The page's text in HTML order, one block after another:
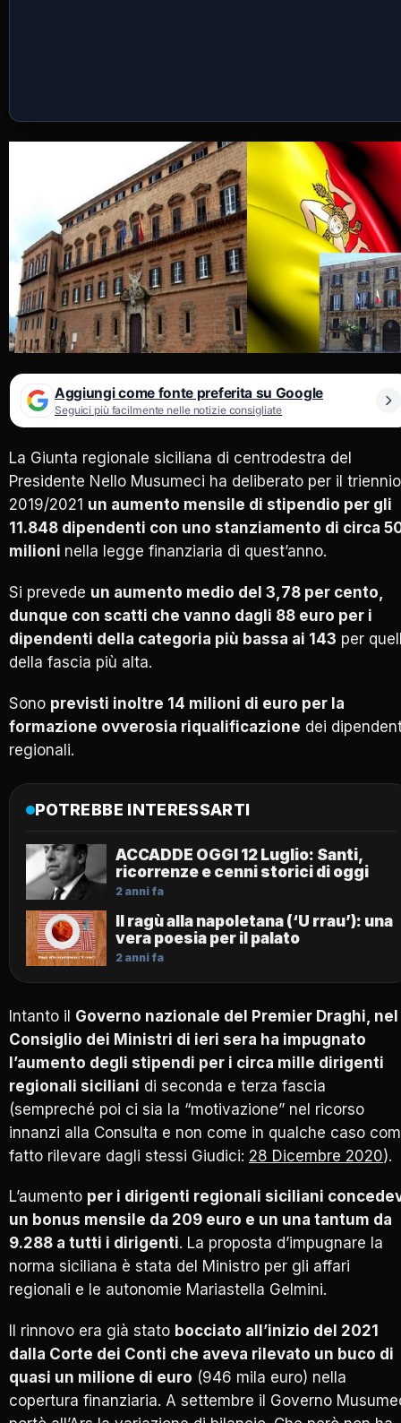
Aggiungi come fonte preferita su Google
Seguici più facilmente nelle notizie consigliate
La Giunta regionale siciliana di centrodestra del
Presidente Nello Musumeci ha deliberato per il triennio
2019/2021 un aumento mensile di stipendio per gli
11.848 dipendenti con uno stanziamento di circa
milioni nella legge finanziaria di quest’anno.
Si prevede un aumento medio del 3,78 per cento,
dunque con scatti che vanno dagli 88 euro per i
dipendenti della categoria più bassa ai 143 per
della fascia più alta.
Sono previsti inoltre 14 milioni di euro per la
formazione ovverosia riqualificazione dei
regionali.
POTREBBE INTERESSARTI
ACCADDE OGGI 12 Luglio: Santi,
ricorrenze e cenni storici di oggi
2 anni fa
Il ragù alla napoletana (‘U rrau’): una
vera poesia per il palato
2 anni fa
Intanto il Governo nazionale del Premier Draghi, nel
Consiglio dei Ministri di ieri sera ha impugnato
l’aumento degli stipendi per i circa mille dirigenti
regionali siciliani di seconda e terza fascia
(sempreché poi ci sia la “motivazione” nel ricorso
innanzi alla Consulta e non come in qualche caso
fatto rilevare dagli stessi Giudici: 28 Dicembre 2020).
L’aumento per i dirigenti regionali siciliani
un bonus mensile da 209 euro e un una tantum da
9.288 a tutti i dirigenti. La proposta d’impugnare la
norma siciliana è stata del Ministro per gli affari
regionali e le autonomie Mariastella Gelmini.
Il rinnovo era già stato bocciato all’inizio del 2021
dalla Corte dei Conti che aveva rilevato un buco di
quasi un milione di euro (946 mila euro) nella
copertura finanziaria. A settembre il Governo